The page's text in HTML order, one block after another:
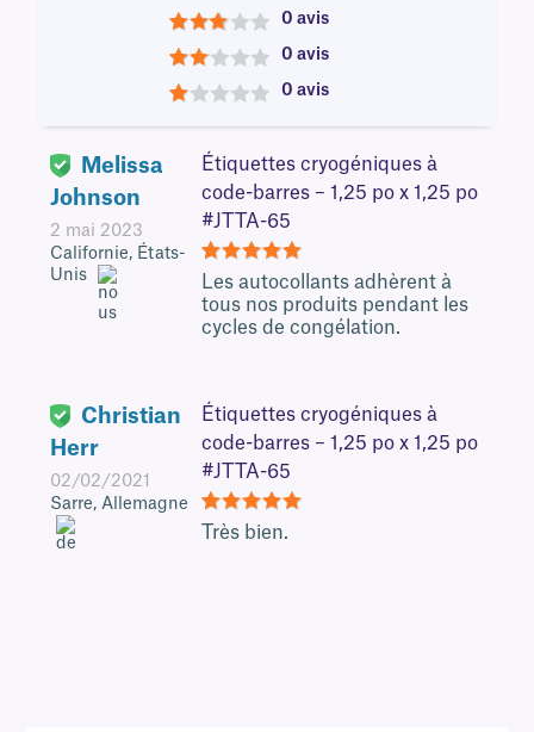
4
3
0 avis
2
0 avis
0 avis
Melissa
Johnson
2 mai 2023
Californie, États-
Unis
Étiquettes cryogéniques à
code-barres – 1,25 po x 1,25 po
#JTTA-65
5Les autocollants adhèrent à
tous nos produits pendant les
cycles de congélation.
Christian
Herr
02/02/2021
Sarre, Allemagne
Étiquettes cryogéniques à
code-barres – 1,25 po x 1,25 po
#JTTA-65
5Très bien.